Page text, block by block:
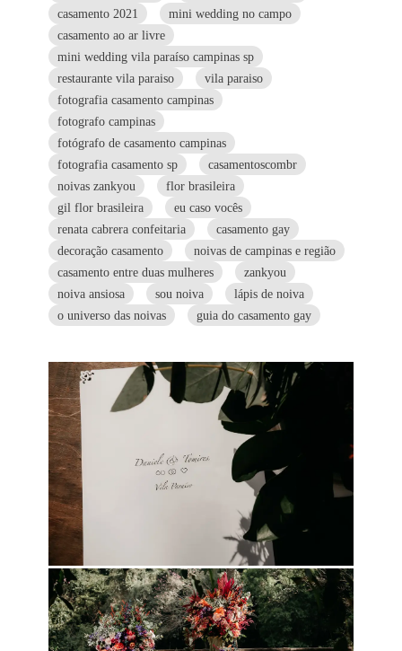
casamento 2021
mini wedding no campo
casamento ao ar livre
mini wedding vila paraíso campinas sp
restaurante vila paraiso
vila paraiso
fotografia casamento campinas
fotografo campinas
fotógrafo de casamento campinas
fotografia casamento sp
casamentoscombr
noivas zankyou
flor brasileira
gil flor brasileira
eu caso vocês
renata cabrera confeitaria
casamento gay
decoração casamento
noivas de campinas e região
casamento entre duas mulheres
zankyou
noiva ansiosa
sou noiva
lápis de noiva
o universo das noivas
guia do casamento gay